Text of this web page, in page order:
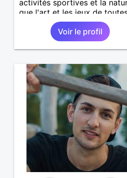
activités sportives et la
que l'art et les jeux de
sortes. Je lis également
régulièrement et regarde des
animes. Le matin je travaille
grande distrib et l'après
tentative de reconversion!).
Voir le profil